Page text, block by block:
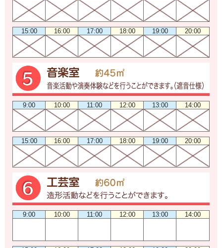
15:00 16:00 17:00 18:00 19:00 20:00
9:00 10:00 11:00 12:00 13:00 14:00
15:00 16:00 17:00 18:00 19:00 20:00
9:00 10:00 11:00 12:00 13:00 14:00